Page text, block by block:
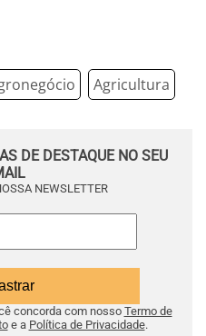
Agricultura
DE DESTAQUE NO SEU
NEWSLETTER
concorda com nosso Termo de
e a Política de Privacidade.